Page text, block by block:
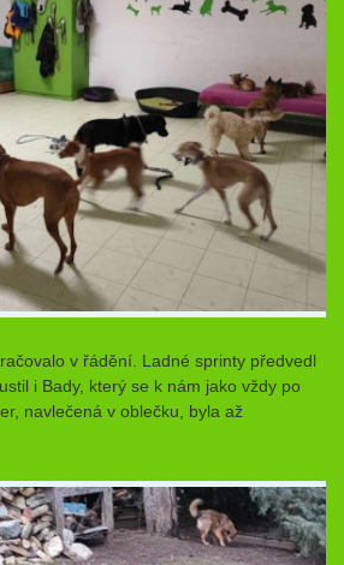
v řádění. Ladné sprinty předvedl
i Bady, který se k nám jako vždy po
navlečená v oblečku, byla až